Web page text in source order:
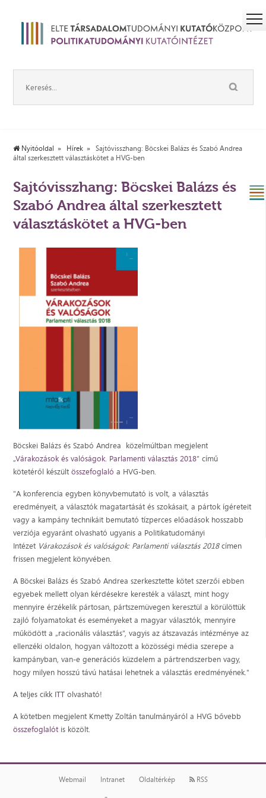
Nyitóoldal Hírek
Sajtóvisszhang: Böcskei Balázs és Szabó Andrea
által szerkesztett választáskötet a HVG-ben
Sajtóvisszhang: Böcskei Balázs és
Szabó Andrea által szerkesztett
választáskötet a HVG-ben
Böcskei Balázs és Szabó Andrea közelmúltban megjelent
„Várakozások és valóságok. Parlamenti választás 2018” című
kötetéről készültösszefoglalóa HVG-ben.
"A konferencia egyben könyvbemutató is volt, a választás
eredményeit, a választók magatartását és szokásait, a pártok ígéreteit
vagy a kampány technikáit bemutató tízperces előadások hosszabb
verziója egyaránt olvasható ugyanis a Politikatudományi
Intézet Várakozások és valóságok: Parlamenti választás 2018címen
frissen megjelent könyvében.
A Böcskei Balázs és Szabó Andrea szerkesztette kötet szerzői ebben
egyebek mellett olyan kérdésekre keresték a választ, mint hogy
mennyire érzékelik pártosan, pártszemüvegen keresztül a körülöttük
zajló folyamatokat és eseményeket a magyar választók, mennyire
működött a „racionális választás”, vagyis az átszavazás intézménye az
ellenzéki oldalon, hogyan változott a közösségi média szerepe a
kampányban, van-e generációs küzdelem a pártrendszerben vagy,
hogy milyen hosszú távú hatásai lehetnek a választás eredményének."
A teljes cikk ITTolvasható!
A kötetben megjelent Kmetty Zoltán tanulmányáról a HVG bővebb
összefoglalót is közölt.
Webmail Intranet Oldaltérkép RSS